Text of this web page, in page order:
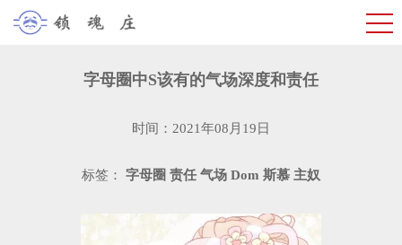
字母圈中S该有的气场深度和责任
时间：2021年08月19日
标签： 字母圈 责任 气场 Dom 斯慕 主奴